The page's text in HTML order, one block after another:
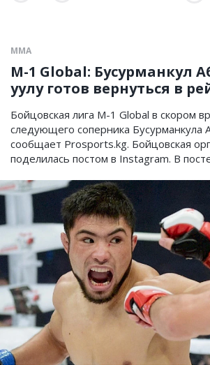
ММА
M-1 Global: Бусурманкул
уулу готов вернуться в
Бойцовская лига M-1 Global в скором
следующего соперника Бусурманкула
сообщает Prosports.kg. Бойцовская
поделилась постом в Instagram. В